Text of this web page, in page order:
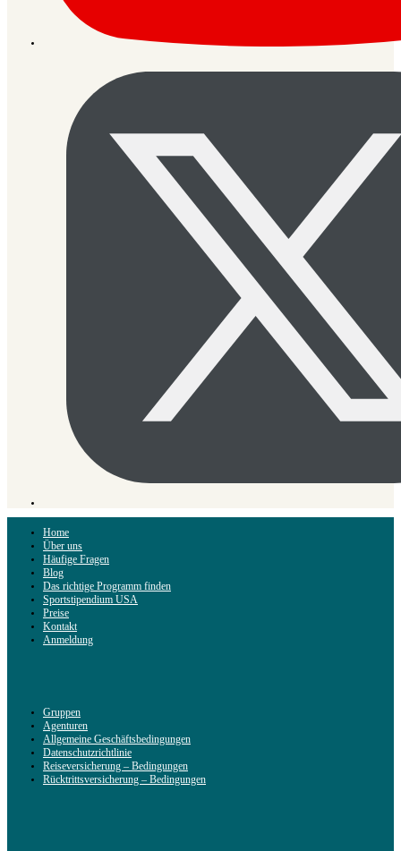
Home
Über uns
Häufige Fragen
Blog
Das richtige Programm finden
Sportstipendium USA
Preise
Kontakt
Anmeldung
Gruppen
Agenturen
Allgemeine Geschäftsbedingungen
Datenschutzrichtlinie
Reiseversicherung – Bedingungen
Rücktrittsversicherung – Bedingungen